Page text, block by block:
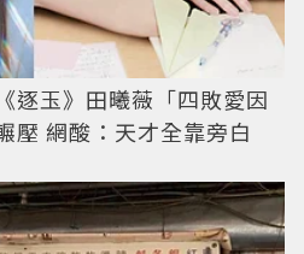
逐玉》田曦薇「四敗愛因
壓 網酸：天才全靠旁白